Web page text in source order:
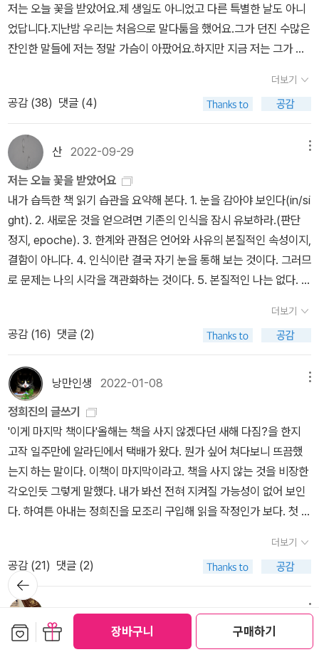
장바구니 구매하기
어느 정도 동의하게 되었다. 인간 생활의 어두운 문제(惡)를 ‘들추어
내어‘ 연구하고 개선하려는 노력 자체가 악은 아닐까, 악을 파급하는
것은 불가피하게 연구자인 나도 폭력에 연루되고 접촉함으로써 부정
의(injustice)한 상황에 노출된다는 것을 의미한다.증언자들의 고통
은 청자(聽者)의 경험 밖에 있으므로 타인의 고통을 다루는 연주자,
여성 운동가는 그들의 고통을 타자화하기 쉽다. 이것이 바로 악이다.
(p.57)증언자들은 오랫동안 자신의 이야기가 부정되고 의심받았기
때문에 나의 사소한 태도에도 금세 상처받았다. 그들은 비난받는 데
너무나 익숙한 사람들이었다. 내가 그들의 입장에 충분히 동의하고
공감하는데도 그들은 자신이 그럴 수밖에 없었던 이유를 열심히 설명
하고 연구자를 설득했다. 나를 만나기 전까지 대부분의 증언자들은,
자신의 이야기를 완전히 믿어주고 분노 표현을 격려하고 자신의 행동
에 ‘혐의‘를 두지 않는 청자를 만나지 못했다고 말했다. 폭력당하는 아
대응에 영향을 미칠 수 있다.여성이 폭력당한 경험이 수치심과 비난
의 대상이 되는 것은, 그녀가 ‘맞을 짓‘을 했거나 늦은 밤거리를 혼자
걸어다녀서가 아니다. 그것은 남성 중심 사회가 강요하고, 희망하는
해석 체계의 산물일 뿐이다. (p.61)사례의 폭력 남편들은 자신의 남
자다움을 위해 사회적으로 성공하거나 돈을 벌 필요를 느끼지 않는
다. 본 연구의 50사례 49명의 남편 중 약 40퍼센트인 19사례가 무
직이었다. 직업이 있다 해도 부인과 함께 자영업을 하는 경우는 대부
분 아내 혼자 일했다. 이 문제로 아내가 불만스러워하거나 항의하면
남편은 폭력으로 대응한다. 이는 현대 가부장적 자본주의 사회를 유
지하는 근본 원리인 성별 ‘분업‘ 논리가 실제로는 분업이 아니라 협박
과 강제 속에서 여성의 이중 노동에 의해 유지된다는 것을 보여준다.
(실제로 여성은 세계 공식 노동력의 3분의 1, 비공식 노동력의 5분의
4를 담당하면서, 전 세계 수입의 10퍼센트만을 받으며 세계 재산의 1
퍼센트만을 소유한다.) (p.158)남편과 아내의 폭력 행사는 그들이 각
자 다르게 처해 있는 가족 내외의 권력 관계를 기반으로 한다. 따라서
남편과 아내의 폭력은 서로 다른 이유와 의미를 지닌다. 남편은 ‘내가
하라는 대로 하라‘고 아내에게 폭력을 행사하지만 아내는 ‘이제 나는
아내가 외도했을 경우에는 예외라고 생각한다. 한국인의 폭력에 대한
태도 조사에 따르면, 아내가 남편의 말을 듣지 않아 구타당하는 것은
‘허용한다’가 16.2%(허용할 수 없다‘는 75.5%)이나 아내가 외도했
떤 의미에서 남녀간의 사랑은 폭력을 통해 더욱 극적이게 되는데. 이
것은 사랑의 이름으로 폭력을 정당화하기 위한 것이 아니라 남녀 간
의 힘이 불균등한 상태에서는 사랑과 폭력의 경계가 모호하다는 의미
이다. - p167남성들 간의 푝력은 정치적 갈등이지만, 남녀간의 폭력
은 놀이나 연애 혹은 ‘칼로 물 베기’라는 말처럼 아무것도 아닌 일이
된다. ‘경미한 아내 폭력’은 폭력이 아니라 다소 격력한 로맨스일 뿐이
다. - p.168 여성 폭력 피해자가 가해자를 고소하려 할 때는 사회적
압력을 받게 된다. 경찰은 합의 하라고 종용하고, 주변 사람들은 ‘사소
한 일 가지고 사내 앞길 가로막는다’ 고 비난한다. 이는 피해 여성의
고통보다 가해 남성의 명예가 더 존중받아야 한다는 언설인데, ‘아내
폭력’의 경우 가해자가 모르는 사람도 아닌 남편이기 때문에 그러한
비난은 더욱 심하다. 아내가 남편을 신고할 경우 범죄 신고를 장려해
야 할 경찰은 ‘남편 인생에 빨간 줄 긋고 아들을 전과자 자식으로 만드
‘맞을 짓’을 하기도 한다. ‘’맞을 짓‘을 해서 빨리 맞음으로써 고통을
통제하려는 여성들의 전략을 레노어 워커는 폭력 과정의 주기 이론(t
he cycle theory of violence)으로 분석하였다. 이는 제3자가 피
해 여성의 행동을 이해하는 데 도움을 주었는데 워커에 의하면 ’아내
폭력‘은 긴장 형성단계(the tension building stage),폭력 발생단
계(the acute battering incident), 화해 단계(kindness and co
ntrite loving behavior)를 순환한다는 것이다. 그래서 아내들은 첫
단계의 신호가 오면 스스로 ‘맞을 짓’을 한다. 실질적인 상해를 당하는
장 견디기 어렵기 때문에 일부러 ‘맞을 짓’을 유발하여 세 번째 단계를
기다린다는 것이다. - p.183남편은 폭력으로 문제를 해결하려고 하
는데 아내는 끊임없이 대화를 시도한다, 정신의학자 에릭 번 (Eric B
erne)은 그의 교류 분석 이론에서 이와 같은 의사소통 방식을 부모/
어른/아이의 방식으로 명한다. 같은 수준(아이 대 아이. 어른 대 어른)
에서 대화가 이루어져야 갈등이 없다는 것이다. 이미 상대방과의 관
큼은 꼭 읽으려고 한다. <성적인 밤>은 저번에 좀 넘겨봤는데... 끝까
지 다 본다 해도 어떤 리뷰를 써야할 지, 쓸 수 있을지 모르겠다. 요
즘 드라마 <나의 해리에게>에 빠져 있다. 런데이는 하다가 골반이 한
무리였다는 걸, 느리게 깨달아야 했던 몇년이었습니다. 정희진 선생
님의 책에서 이런 구절이 있었어요. “폭력은 개인을 전혀 다른 사람
으로 만들 수 있는 권력이다. 폭력당한 사람은 그 이전 상태로 돌아갈
수 없다. 고통(trauma)의 생존자들은 자기 자신뿐만 아니라 주변 환
경에 대한 통제력을 상실하고 자신의 의지로 할 수 있는 영역이 제한
의 의지대로 이동하지 못한다.”223, <아주 친밀한 폭력>가끔 경악할
만할 범죄 기사나 뉴스를 보고 그런 반응들 하잖아요. “어떻게 그런
일을, 도대체 인두겁을 쓰고 어떻게 그런 짓을.” 어떤 사람에게는 도
저히 상상도 못하겠는 그런 짓이 일어나는 세계가 분명히 있는데, 사
실은 거기 발을 들이면 가해자든 피해자든, 정작 그들이야말로 이전
상황(인두겁의 세계)으로는 도무지 돌아갈 방도가 없는 것이겠지요.
특히 살아남은 피해자가 트라우마에 압사당하지 않으려면 그걸 이고
지고 살아갈 방편을 모색해야 하고요. 데이비드 스몰의 이 책이 그 지
인한 고통은 다른 종류의 고통과 다르게 대상이 없는 공포(objectle
ss fear)다. 남편의 폭력, 그로 인한 고통과 공포가 몸의 내부(body i
n pain)에 있기 때문이다. 배고픔, 욕망, 특정 대상에 대한 공포와 같
은 고통은 ‘무엇 무엇에 대한 고통’으로서 고통의 대상이 몸 밖에 있
다. 즉, 고통의 원인이 되는 고통의 대상을 제거함으로써 고통으로부
터 벗어날 수 있다. 하지만 폭력으로 인한 공포는 대상이 없다. 제거할
수 없는 몸 자체로부터 기인하는 고통인 것이다.몸이 고통의 기억 속
에 붙잡혀 있기 때문에 탈출하더라도 공포는 지속된다. 두려움에는
시간의 제약이 없다.”225, 같은 책쓰다 보니 바늘땀이 완벽한 제목이
네요. objectless pain에서 body in pain으로, 수술이 끝나고 병은
치료가 되어도 스티치는 계속 남으니까요. 그래서 그렇게 소름끼치면
서도 섬세하게 수술자국을 구현했을까요. 그걸 그리려고 거울도 자세
많이 보고 그리다(매달리다) 보면 처음의 강렬한 감정을 스스로 좀 다
스릴 수 있게 되는 걸까요. 저는 그런 단계에 가지 못했지만 그 집요함
만은 진정으로 이해해요. 데이비드 스몰은 종결을 맺더군요. 거창하
게 들리지만 제게는 영웅서사예요. 악몽을 자세히 그려내며 “나는 그
저는 오늘 꽃을 받았어요.제 생일도 아니었고 다른 특별한 날도 아니
었답니다.지난밤 우리는 처음으로 말다툼을 했어요.그가 던진 수많은
잔인한 말들에 저는 정말 가슴이 아팠어요.하지만 지금 저는 그가 미
왜냐하면 그가 오늘 제게 꽃을 보냈거든요.​저는 오늘 꽃을 받았어요.
우리의 기념일도 아니었고 다른 특별한 날도 아니었답니다.지난밤 그
는 저를 벽으로 밀어붙이고 목을 조르기 시작했어요.마치 악몽 같았
어요.현실이라고는 믿을 수 없었죠.오늘 아침 깨어났을 때 제 몸은 온
통 아프고 멍투성이였어요.하지만 지금 저는 그가 틀림없이 미안해할
거라는 걸 알아요.왜냐하면 그가 오늘 제게 꽃을 보냈거든요.​저는 오
늘 꽃을 받았어요.‘어머니의 날‘도 아니고 다른 특별한 날도 아니었답
니다.지난밤 그는 저를 또다시 때렸어요.이제까지 어느 때보다 훨씬
심하게요.만약에 그를 떠난다면, 저는 어떻게 될까요?어떻게 제 아이
들을 돌보나요? 돈은 어떻게 하고요?저는 그가 무섭기도 하지만 그
를 떠나기도 두려워요.하지만 지금 저는 그가 틀림없이 미안해할 거
라는 걸 알아요.왜냐하면 그가 오늘 제게 꽃을 보냈거든요.​저는 오늘
꽃을 받았어요.오늘은 아주 특별한 날이었답니다.제 장례식 날이었거
에 그를 떠날 만큼 용기와 힘을 냈다면,저는 아마 오늘 꽃을 받지는 않
았을 거예요.*****들어가는 말 읽는데 이미 코가 찡하다.읽고있는
하루종일 한숨 쉬고 있다.
더보기
공감 (38) 댓글 (4)
산 2022-09-29
저는 오늘 꽃을 받았어요
내가 습득한 책 읽기 습관을 요약해 본다. 1. 눈을 감아야 보인다(in/si
ght). 2. 새로운 것을 얻으려면 기존의 인식을 잠시 유보하라.(판단
정지, epoche). 3. 한계와 관점은 언어와 사유의 본질적인 속성이지,
결함이 아니다. 4. 인식이란 결국 자기 눈을 통해 보는 것이다. 그러므
로 문제는 나의 시각을 객관화하는 것이다. 5. 본질적인 나는 없다. 내
킨다. 9. 독서는 읽기라기보다 생각하는 노동이다. - [정희진처럼 읽
기] P24​ 독서는 저항, 불복종의 시작이다. 이 책에는 내가 그간 겪은
‘책, 글쓰기, 공부와 여성/아줌마‘와 관련해 차별, 편견, 무시, 경멸, 혐
오당한 일화는 쓰지 않았다. 남들이 봐도, 지금 내가 생각해도 재미있
는 일화가 무궁하다. 20여 년 동안 거의 매일 하루에 한 건 이상 겪었
다. 너무 많아서, 너무 어이가 없어서, 누가 믿을까 싶어서 쓰지 않았
다. 새삼스런 이야기지만 가장 강력한 지배는 사람들에게 여행과 독
서를 금지하거나 접근하기 어렵게 하는 것이다. 인간은 누구나 독서
이전의 상태로는 돌아갈 수 없기 때문이다. 인간관계에서 ‘갑‘은 원하
는 것이 없는 사람 잃을 것이 없는 사람, 덜 사랑하는 사람일지 모르지
만 권력이 두려워하는 인간은 분명하다. 세상이 넓다는 것, 다른 세계
가 있다는 것, 이동할 수 있다는 것을 알게 된 사람이다. - [정희진처
럼 읽기] P25​​ 정찬의 [새의 시선]의 인용 부분 때문에 [정희진처럼
읽기]를 펴게 된 저녁, '누구나 독서 이전의 상태로는 돌아갈 수 없'다
는 문장이 무겁게 남았다. 나한테 책 읽기는 무엇일까. 책을 생각하면
학교에 들어가서야 내 이름을 알게 되고 한글을 뗀 내가 교과서 외에
더보기
공감 (16) 댓글 (2)
낭만인생 2022-01-08
정희진의 글쓰기
'이게 마지막 책이다'올해는 책을 사지 않겠다던 새해 다짐?을 한지
고작 일주만에 알라딘에서 택배가 왔다. 뭔가 싶어 쳐다보니 뜨끔했
는지 하는 말이다. 이책이 마지막이라고. 책을 사지 않는 것을 비장한
각오인듯 그렇게 말했다. 내가 봐선 전혀 지켜질 가능성이 없어 보인
다. 하여튼 아내는 정희진을 모조리 구입해 읽을 작정인가 보다. 첫 시
인이아닌 지인이며, 심지어 가족에서서 좀더 직설적으로 남편에게서
일어난다는 것이다. 맞는 말이다. 여기에 하고 싶은 말은 많지만 일단
여기까지. 지나보면 존재의 해석은 철저히 이기적이라는 사실만 남는
다. 그것이 남자이든 여자이든. 요즘은 설거지론이 잠잠했는지 유튜
브에 안 올라 온다.
더보기
공감 (21) 댓글 (2)
건수하2021-11-26
<가부장제와 자본주의> 5장 : 여성에 대한 폭력과 계속되는 자본의
뒤로가
기